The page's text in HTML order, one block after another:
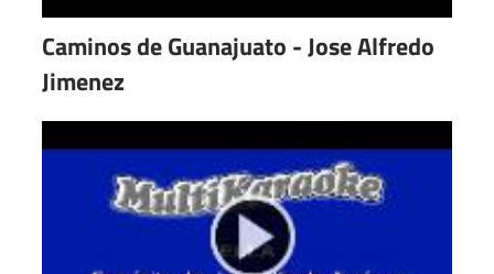
Caminos de Guanajuato - Jose Alfredo
Jimenez